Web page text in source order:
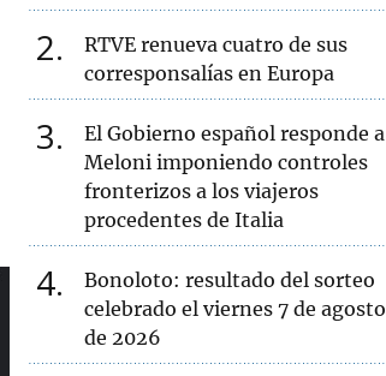
2
RTVE renueva cuatro de sus
corresponsalías en Europa
3
El Gobierno español responde a
Meloni imponiendo controles
fronterizos a los viajeros
procedentes de Italia
4
Bonoloto: resultado del sorteo
celebrado el viernes 7 de agosto
de 2026